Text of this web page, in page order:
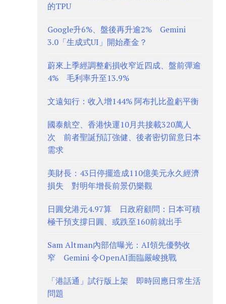
的TPU
Google升6%、盤後再升逾2% Gemini
3.0「生成式UI」開始產金？
蔚來上季經調整虧損收窄近四成、盤前彈逾
4% 毛利率升至13.9%
文遠知行：收入增144% 阿布扎比盈虧平衡
國泰航空、香港快運10月共接載320萬人
次 前者聖誕預訂強健、後者密切留意日本
需求
美財長：43日停擺造成110億美元永久經濟
損失 對明年增長前景仍樂觀
日圓兌港元4.97算 日政府顧問：日本可積
極干預支撐日圓、或跌至160前就出手
Sam Altman內部信曝光：AI領先優勢收
窄 Gemini 令OpenAI面臨嚴峻挑戰
「港話通」試行版上架 即時回應日常生活
問題